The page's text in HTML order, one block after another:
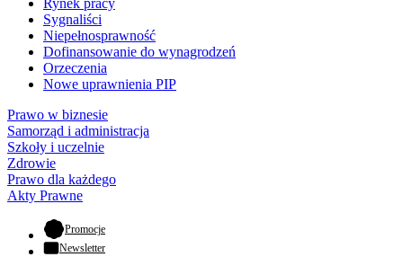
Rynek pracy
Sygnaliści
Niepełnosprawność
Dofinansowanie do wynagrodzeń
Orzeczenia
Nowe uprawnienia PIP
Prawo w biznesie
Samorząd i administracja
Szkoły i uczelnie
Zdrowie
Prawo dla każdego
Akty Prawne
Promocje- otwiera się w nowej karcie
Newsletter